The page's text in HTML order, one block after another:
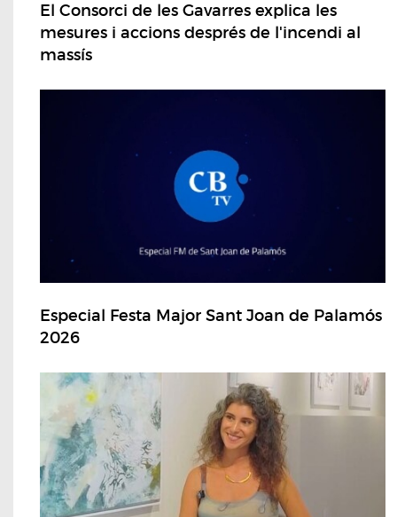
El Consorci de les Gavarres explica les
mesures i accions després de l'incendi al
massís
Especial Festa Major Sant Joan de Palamós
2026